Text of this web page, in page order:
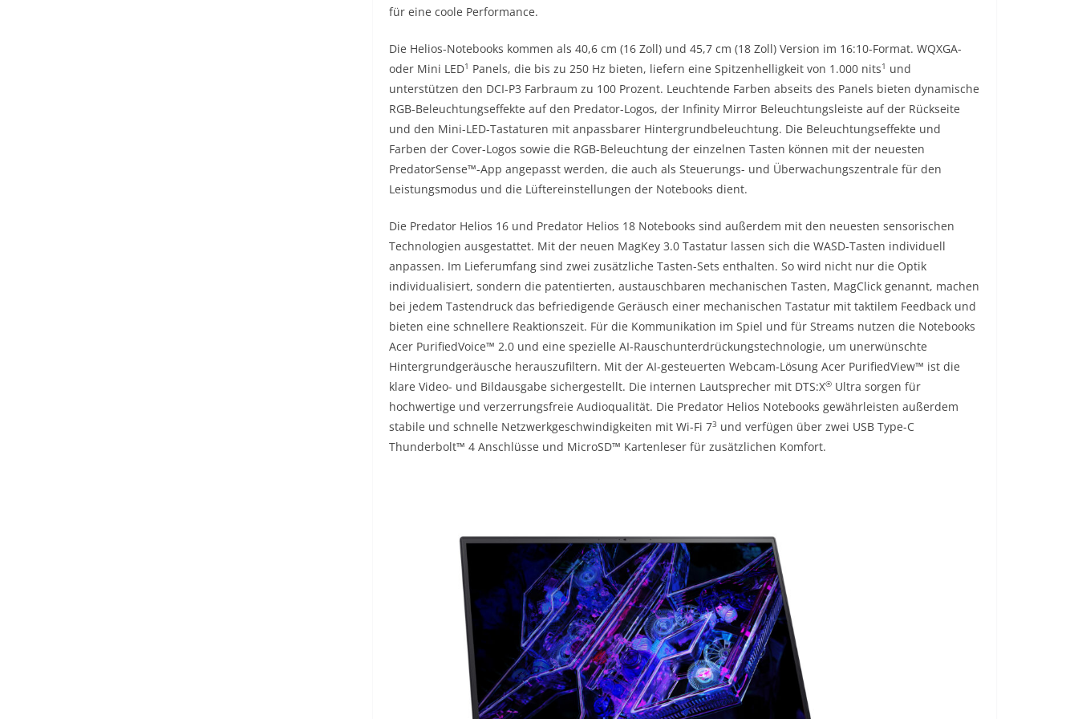
für eine coole Performance.
Die Helios-Notebooks kommen als 40,6 cm (16 Zoll) und 45,7 cm (18 Zoll) Version im 16:10-Format. WQXGA-
oder Mini LED1 Panels, die bis zu 250 Hz bieten, liefern eine Spitzenhelligkeit von 1.000 nits1 und
unterstützen den DCI-P3 Farbraum zu 100 Prozent. Leuchtende Farben abseits des Panels bieten dynamische
RGB-Beleuchtungseffekte auf den Predator-Logos, der Infinity Mirror Beleuchtungsleiste auf der Rückseite
und den Mini-LED-Tastaturen mit anpassbarer Hintergrundbeleuchtung. Die Beleuchtungseffekte und
Farben der Cover-Logos sowie die RGB-Beleuchtung der einzelnen Tasten können mit der neuesten
PredatorSense™-App angepasst werden, die auch als Steuerungs- und Überwachungszentrale für den
Leistungsmodus und die Lüftereinstellungen der Notebooks dient. ­­
Die Predator Helios 16 und Predator Helios 18 Notebooks sind außerdem mit den neuesten sensorischen
Technologien ausgestattet. Mit der neuen MagKey 3.0 Tastatur lassen sich die WASD-Tasten individuell
anpassen. Im Lieferumfang sind zwei zusätzliche Tasten-Sets enthalten. So wird nicht nur die Optik
individualisiert, sondern die patentierten, austauschbaren mechanischen Tasten, MagClick genannt, machen
bei jedem Tastendruck das befriedigende Geräusch einer mechanischen Tastatur mit taktilem Feedback und
bieten eine schnellere Reaktionszeit. Für die Kommunikation im Spiel und für Streams nutzen die Notebooks
Acer PurifiedVoice™ 2.0 und eine spezielle AI-Rauschunterdrückungstechnologie, um unerwünschte
Hintergrundgeräusche herauszufiltern. Mit der AI-gesteuerten Webcam-Lösung Acer PurifiedView™ ist die
klare Video- und Bildausgabe sichergestellt. Die internen Lautsprecher mit DTS:X® Ultra sorgen für
hochwertige und verzerrungsfreie Audioqualität. Die Predator Helios Notebooks gewährleisten außerdem
stabile und schnelle Netzwerkgeschwindigkeiten mit Wi-Fi 73 und verfügen über zwei USB Type-C
Thunderbolt™ 4 Anschlüsse und MicroSD™ Kartenleser für zusätzlichen Komfort.